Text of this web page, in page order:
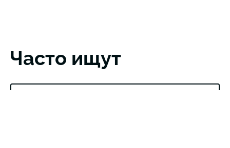
Часто ищут